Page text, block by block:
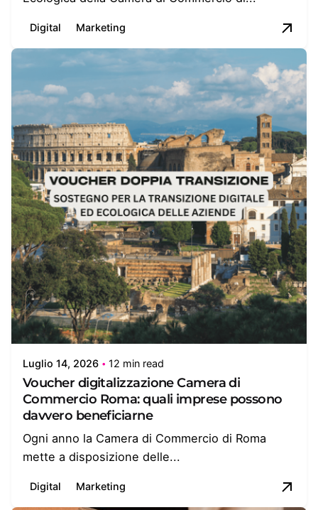
Digital Marketing
Giulia
Luglio 14, 2026 12 min read
Voucher digitalizzazione Camera di
Commercio Roma: quali imprese possono
davvero beneficiarne
Ogni anno la Camera di Commercio di Roma
mette a disposizione delle...
Digital Marketing